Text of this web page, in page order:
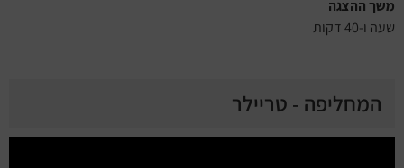
משך ההצגה
שעה ו-40 דקות
המחליפה - טריילר